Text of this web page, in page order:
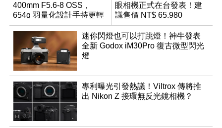
400mm F5.6-8 OSS，
654g 羽量化設計手持更輕
鬆
眼相機正式在台發表！建
議售價 NT$ 65,980
迷你閃燈也可以打跳燈！神牛發表
全新 Godox iM30Pro 復古微型閃光
燈
專利曝光引發熱議！Viltrox 傳將推
出 Nikon Z 接環無反光鏡相機？